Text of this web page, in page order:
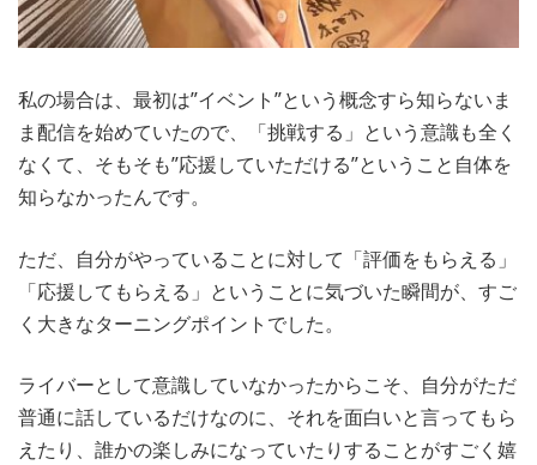
私の場合は、最初は”イベント”という概念すら知らないま
ま配信を始めていたので、「挑戦する」という意識も全く
なくて、そもそも”応援していただける”ということ自体を
知らなかったんです。
ただ、自分がやっていることに対して「評価をもらえる」
「応援してもらえる」ということに気づいた瞬間が、すご
く大きなターニングポイントでした。
ライバーとして意識していなかったからこそ、自分がただ
普通に話しているだけなのに、それを面白いと言ってもら
えたり、誰かの楽しみになっていたりすることがすごく嬉